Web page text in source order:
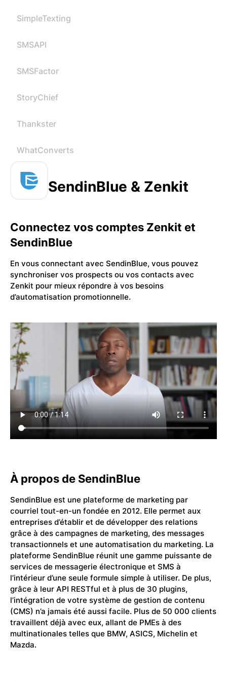
SimpleTexting
SMSAPI
SMSFactor
StoryChief
Thankster
WhatConverts
SendinBlue & Zenkit
Connectez vos comptes Zenkit et
SendinBlue
En vous connectant avec SendinBlue, vous pouvez
synchroniser vos prospects ou vos contacts avec
Zenkit pour mieux répondre à vos besoins
d’automatisation promotionnelle.
À propos de SendinBlue
SendinBlue est une plateforme de marketing par
courriel tout-en-un fondée en 2012. Elle permet aux
entreprises d’établir et de développer des relations
grâce à des campagnes de marketing, des messages
transactionnels et une automatisation du marketing. La
plateforme SendinBlue réunit une gamme puissante de
services de messagerie électronique et SMS à
l’intérieur d’une seule formule simple à utiliser. De plus,
grâce à leur API RESTful et à plus de 30 plugins,
l’intégration de votre système de gestion de contenu
(CMS) n’a jamais été aussi facile. Plus de 50 000 clients
travaillent déjà avec eux, allant de PMEs à des
multinationales telles que BMW, ASICS, Michelin et
Mazda.